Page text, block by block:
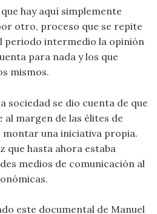
hay aquí simplemente
otro, proceso que se repite
periodo intermedio la opinión
para nada y los que
mismos.
sociedad se dio cuenta de que
margen de las élites de
montar una iniciativa propia.
que hasta ahora estaba
medios de comunicación al
este documental de Manuel